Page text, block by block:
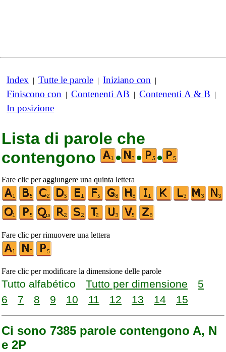
Index | Tutte le parole | Iniziano con |
Finiscono con | Contenenti AB | Contenenti A & B |
In posizione
Lista di parole che
contengono
• • •
Fare clic per aggiungere una quinta lettera
Fare clic per rimuovere una lettera
Fare clic per modificare la dimensione delle parole
Tutto alfabético Tutto per dimensione
5
6
7 8 9 10 11 12 13 14 15
Ci sono 7385 parole contengono A, N
e 2P